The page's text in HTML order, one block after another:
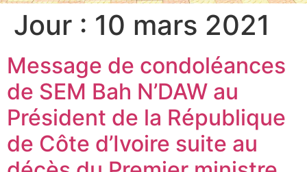
Jour : 10 mars 2021
Message de condoléances
de SEM Bah N’DAW au
Président de la République
de Côte d’Ivoire suite au